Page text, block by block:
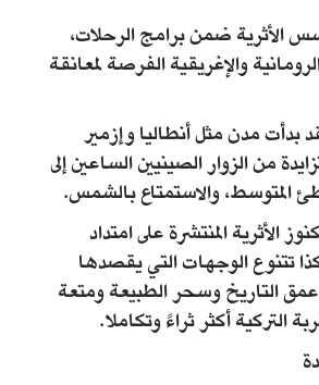
الأثرية ضمن برامج الرحلات،
والإغريقية الفرصة لمعانقة
بدأت مدن مثل أنطاليا وإزمير
من الزوار الصينيين الساعين إلى
المتوسط، والاستمتاع بالشمس.
الأثرية المنتشرة على امتداد
تتنوع الوجهات التي يقصدها
التاريخ وسحر الطبيعة ومتعة
التركية أكثر ثراءً وتكاملا.